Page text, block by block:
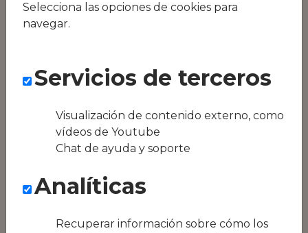
empleados
Opción de catering
RR.HH
Conseguimos la
oferta local de tu
ser Jamones
Ibéricos Purojabugo
Restaurante Cruz 23
Selecciona las opciones de cookies para
navegar.
Servicios de terceros
Visualización de contenido externo, como
vídeos de Youtube
Chat de ayuda y soporte
Analíticas
Recuperar información sobre cómo los